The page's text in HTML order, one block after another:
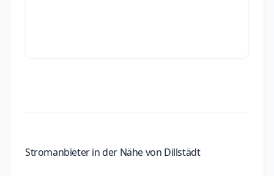
Stromanbieter in der Nähe von Dillstädt